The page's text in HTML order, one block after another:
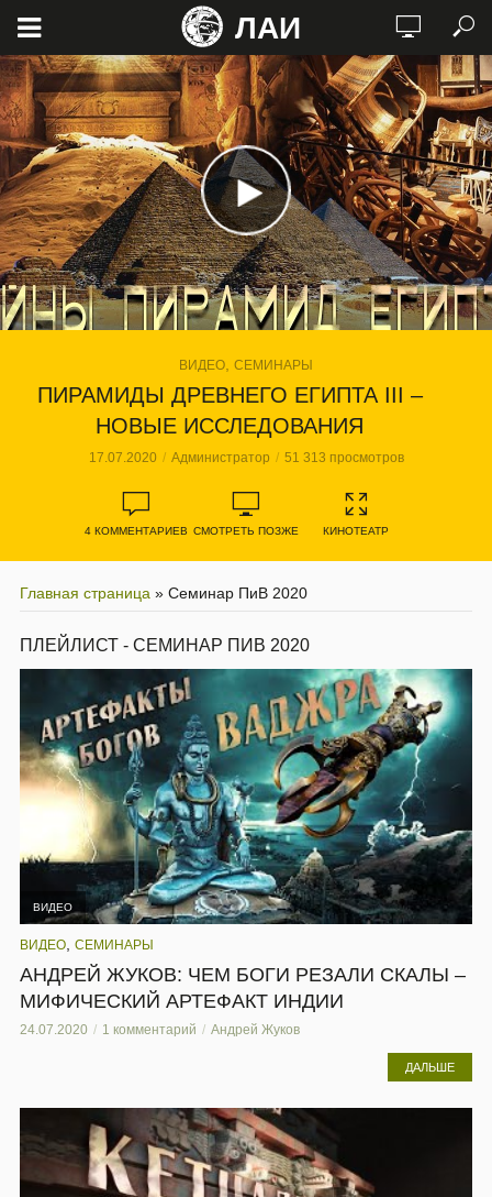
ЛАИ
ВИДЕО СЕМИНАРЫ
ПИРАМИДЫ ДРЕВНЕГО ЕГИПТА III –
НОВЫЕ ИССЛЕДОВАНИЯ
17.07.2020 Администратор 51 313 просмотров
4 КОММЕНТАРИЕВ СМОТРЕТЬ ПОЗЖЕ КИНОТЕАТР
Главная страница » Семинар ПиВ 2020
ПЛЕЙЛИСТ - СЕМИНАР ПИВ 2020
ВИДЕО
ВИДЕО СЕМИНАРЫ
АНДРЕЙ ЖУКОВ: ЧЕМ БОГИ РЕЗАЛИ СКАЛЫ –
МИФИЧЕСКИЙ АРТЕФАКТ ИНДИИ
24.07.2020 1 комментарий Андрей Жуков
ДАЛЬШЕ